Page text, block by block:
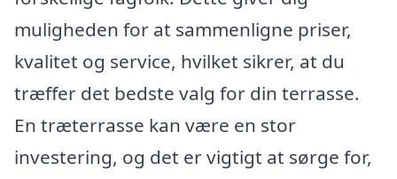
muligheden for at sammenligne priser,
kvalitet og service, hvilket sikrer, at du
træffer det bedste valg for din terrasse.
En træterrasse kan være en stor
investering, og det er vigtigt at sørge for,